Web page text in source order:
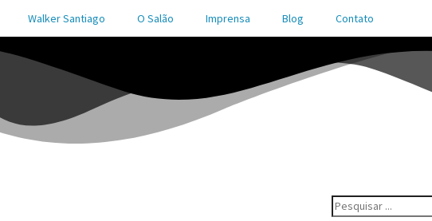
Walker Santiago O Salão Imprensa Blog Contato